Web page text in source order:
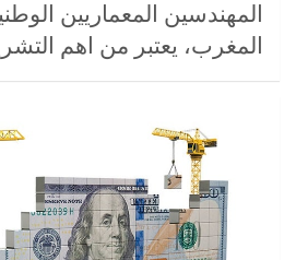
المهندسين المعماريين
المغرب، يعتبر من اهم